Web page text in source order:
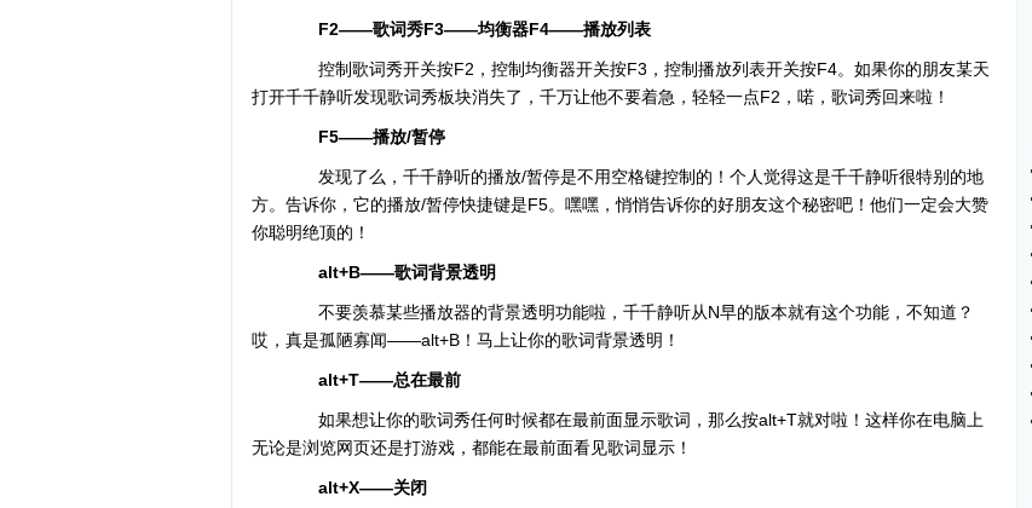
F2——歌词秀F3——均衡器F4——播放列表
控制歌词秀开关按F2，控制均衡器开关按F3，控制播放列表开关按F4。如果你的朋友某天
打开千千静听发现歌词秀板块消失了，千万让他不要着急，轻轻一点F2，喏，歌词秀回来啦！
F5——播放/暂停
发现了么，千千静听的播放/暂停是不用空格键控制的！个人觉得这是千千静听很特别的地
方。告诉你，它的播放/暂停快捷键是F5。嘿嘿，悄悄告诉你的好朋友这个秘密吧！他们一定会大赞
你聪明绝顶的！
alt+B——歌词背景透明
不要羡慕某些播放器的背景透明功能啦，千千静听从N早的版本就有这个功能，不知道？
哎，真是孤陋寡闻——alt+B！马上让你的歌词背景透明！
alt+T——总在最前
如果想让你的歌词秀任何时候都在最前面显示歌词，那么按alt+T就对啦！这样你在电脑上
无论是浏览网页还是打游戏，都能在最前面看见歌词显示！
alt+X——关闭